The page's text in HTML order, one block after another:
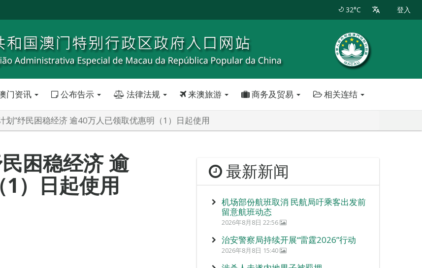
32°C 登入
门资讯 公布告示 法律法规 来澳旅游 商务及贸易 相关连结
划”纾民困稳经济 逾40万人已领取优惠明（1）日起使用
困稳经济 逾
）日起使用
最新新闻
机场部份航班取消 民航局吁乘客出发前
留意航班动态
2026年8月8日 22:56
治安警察局持续开展“雷霆2026”行动
2026年8月8日 15:40